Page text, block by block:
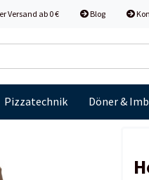
Versand ab 0 € Blog
Pizzatechnik Döner &